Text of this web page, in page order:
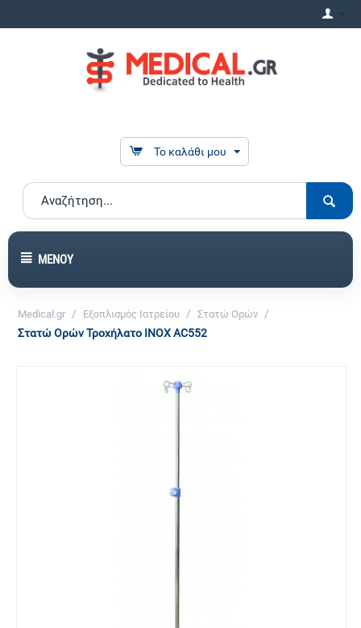
Το καλάθι μου
ΜΕΝΟΎ
Medical.gr / Εξοπλισμός Ιατρείου / Στατώ Ορών /
Στατώ Ορών Τροχήλατο INOX AC552